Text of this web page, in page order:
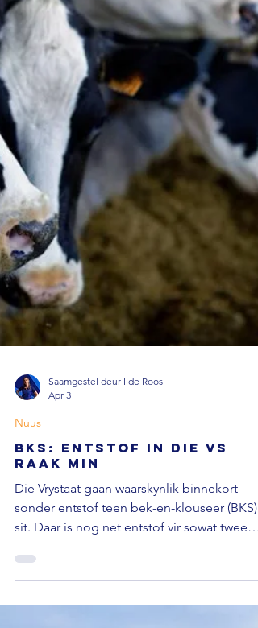
Saamgestel deur Ilde Roos
Apr 3
Nuus
BKS: Entstof in die VS